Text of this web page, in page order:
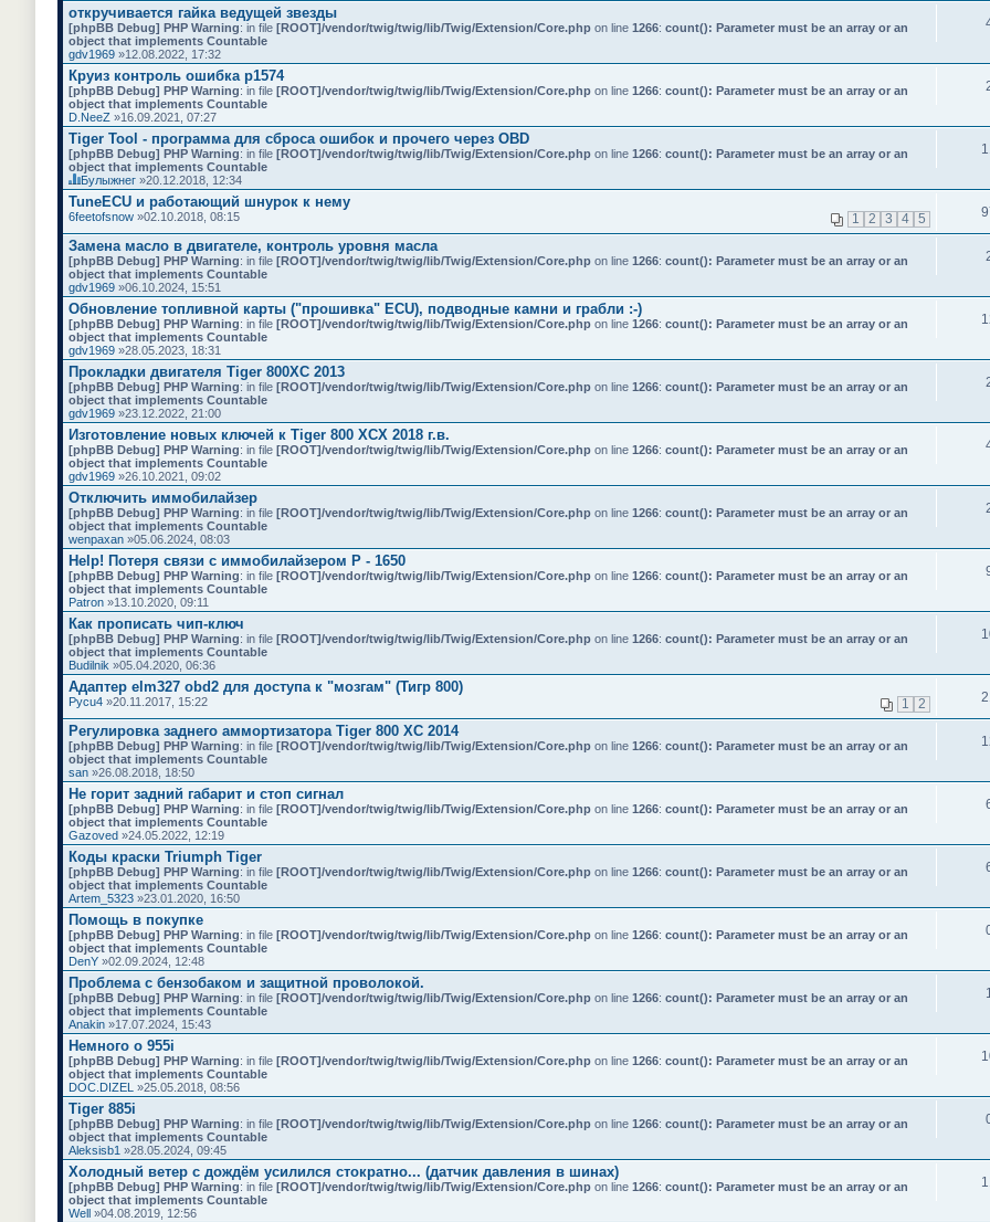
откручивается гайка ведущей звезды
[phpBB Debug] PHP Warning: in file [ROOT]/vendor/twig/twig/lib/Twig/Extension/Core.php on line 1266: count(): Parameter must be an array or an
object that implements Countable
gdv1969 »12.08.2022, 17:32
Круиз контроль ошибка p1574
[phpBB Debug] PHP Warning: in file [ROOT]/vendor/twig/twig/lib/Twig/Extension/Core.php on line 1266: count(): Parameter must be an array or an
object that implements Countable
D.NeeZ »16.09.2021, 07:27
Tiger Tool - программа для сброса ошибок и прочего через OBD
[phpBB Debug] PHP Warning: in file [ROOT]/vendor/twig/twig/lib/Twig/Extension/Core.php on line 1266: count(): Parameter must be an array or an
object that implements Countable
Д
а
н
н
а
я
т
е
м
а
с
о
д
е
р
ж
и
т
о
п
р
о
с
.
Булыжнег »20.12.2018, 12:34
TuneECU и работающий шнурок к нему
1 2 3 4 5
6feetofsnow »02.10.2018, 08:15
Замена масло в двигателе, контроль уровня масла
[phpBB Debug] PHP Warning: in file [ROOT]/vendor/twig/twig/lib/Twig/Extension/Core.php on line 1266: count(): Parameter must be an array or an
object that implements Countable
gdv1969 »06.10.2024, 15:51
Обновление топливной карты ("прошивка" ECU), подводные камни и грабли :-)
[phpBB Debug] PHP Warning: in file [ROOT]/vendor/twig/twig/lib/Twig/Extension/Core.php on line 1266: count(): Parameter must be an array or an
object that implements Countable
gdv1969 »28.05.2023, 18:31
Прокладки двигателя Tiger 800XC 2013
[phpBB Debug] PHP Warning: in file [ROOT]/vendor/twig/twig/lib/Twig/Extension/Core.php on line 1266: count(): Parameter must be an array or an
object that implements Countable
gdv1969 »23.12.2022, 21:00
Изготовление новых ключей к Tiger 800 XCX 2018 г.в.
[phpBB Debug] PHP Warning: in file [ROOT]/vendor/twig/twig/lib/Twig/Extension/Core.php on line 1266: count(): Parameter must be an array or an
object that implements Countable
gdv1969 »26.10.2021, 09:02
Отключить иммобилайзер
[phpBB Debug] PHP Warning: in file [ROOT]/vendor/twig/twig/lib/Twig/Extension/Core.php on line 1266: count(): Parameter must be an array or an
object that implements Countable
wenpaxan »05.06.2024, 08:03
Help! Потеря связи с иммобилайзером P - 1650
[phpBB Debug] PHP Warning: in file [ROOT]/vendor/twig/twig/lib/Twig/Extension/Core.php on line 1266: count(): Parameter must be an array or an
object that implements Countable
Patron »13.10.2020, 09:11
Как прописать чип-ключ
[phpBB Debug] PHP Warning: in file [ROOT]/vendor/twig/twig/lib/Twig/Extension/Core.php on line 1266: count(): Parameter must be an array or an
object that implements Countable
Budilnik »05.04.2020, 06:36
Адаптер elm327 obd2 для доступа к "мозгам" (Тигр 800)
1 2
Pycu4 »20.11.2017, 15:22
Регулировка заднего аммортизатора Tiger 800 XC 2014
[phpBB Debug] PHP Warning: in file [ROOT]/vendor/twig/twig/lib/Twig/Extension/Core.php on line 1266: count(): Parameter must be an array or an
object that implements Countable
san »26.08.2018, 18:50
Не горит задний габарит и стоп сигнал
[phpBB Debug] PHP Warning: in file [ROOT]/vendor/twig/twig/lib/Twig/Extension/Core.php on line 1266: count(): Parameter must be an array or an
object that implements Countable
Gazoved »24.05.2022, 12:19
Коды краски Triumph Tiger
[phpBB Debug] PHP Warning: in file [ROOT]/vendor/twig/twig/lib/Twig/Extension/Core.php on line 1266: count(): Parameter must be an array or an
object that implements Countable
Artem_5323 »23.01.2020, 16:50
Помощь в покупке
[phpBB Debug] PHP Warning: in file [ROOT]/vendor/twig/twig/lib/Twig/Extension/Core.php on line 1266: count(): Parameter must be an array or an
object that implements Countable
DenY »02.09.2024, 12:48
Проблема с бензобаком и защитной проволокой.
[phpBB Debug] PHP Warning: in file [ROOT]/vendor/twig/twig/lib/Twig/Extension/Core.php on line 1266: count(): Parameter must be an array or an
object that implements Countable
Anakin »17.07.2024, 15:43
Немного о 955i
[phpBB Debug] PHP Warning: in file [ROOT]/vendor/twig/twig/lib/Twig/Extension/Core.php on line 1266: count(): Parameter must be an array or an
object that implements Countable
DOC.DIZEL »25.05.2018, 08:56
Tiger 885i
[phpBB Debug] PHP Warning: in file [ROOT]/vendor/twig/twig/lib/Twig/Extension/Core.php on line 1266: count(): Parameter must be an array or an
object that implements Countable
Aleksisb1 »28.05.2024, 09:45
Холодный ветер с дождём усилился стократно... (датчик давления в шинах)
[phpBB Debug] PHP Warning: in file [ROOT]/vendor/twig/twig/lib/Twig/Extension/Core.php on line 1266: count(): Parameter must be an array or an
object that implements Countable
Well »04.08.2019, 12:56